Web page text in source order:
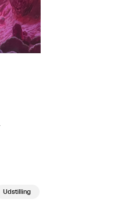
Udstilling